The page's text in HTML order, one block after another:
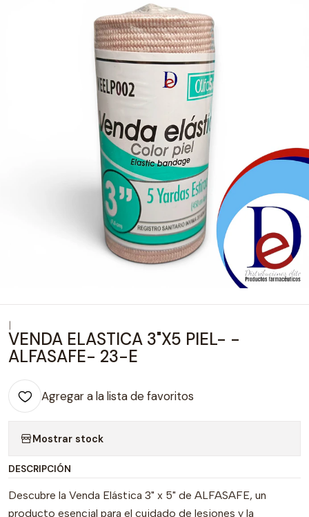
VENDA ELASTICA 3"X5 PIEL- -
ALFASAFE- 23-E
Agregar a la lista de favoritos
Mostrar stock
DESCRIPCIÓN
Descubre la Venda Elástica 3" x 5" de ALFASAFE, un
producto esencial para el cuidado de lesiones y la